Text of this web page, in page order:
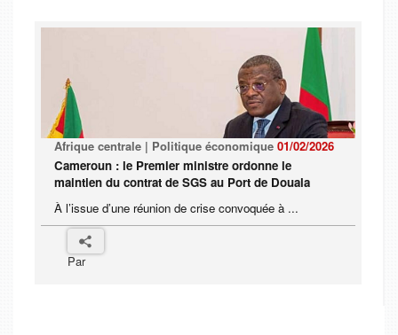
Afrique centrale | Politique économique 01/02/2026
Cameroun : le Premier ministre ordonne le
maintien du contrat de SGS au Port de Douala
À l’issue d’une réunion de crise convoquée à ...
Par